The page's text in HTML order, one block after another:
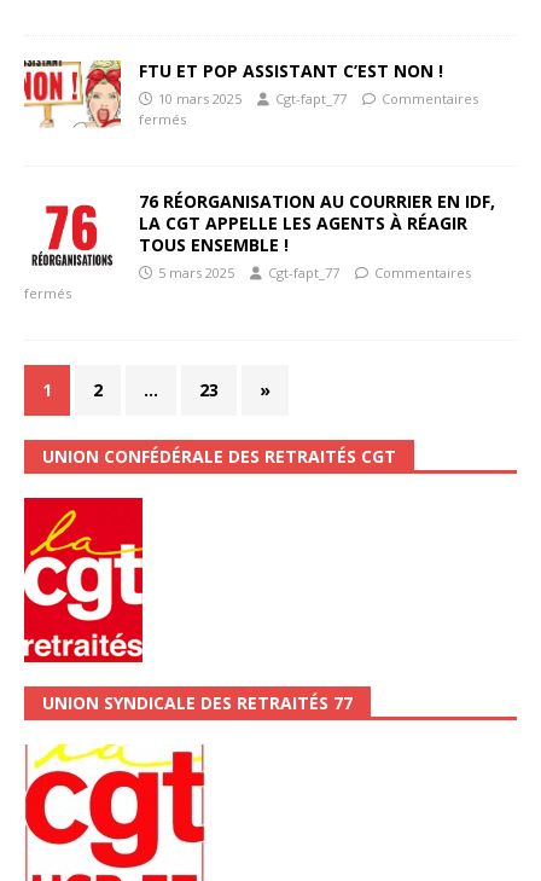
FTU ET POP ASSISTANT C’EST NON !
10 mars 2025 Cgt-fapt_77
Commentaires
fermés
76 RÉORGANISATION AU COURRIER EN IDF,
LA CGT APPELLE LES AGENTS À RÉAGIR
TOUS ENSEMBLE !
5 mars 2025 Cgt-fapt_77
Commentaires
fermés
1 2 … 23 »
UNION CONFÉDÉRALE DES RETRAITÉS CGT
UNION SYNDICALE DES RETRAITÉS 77